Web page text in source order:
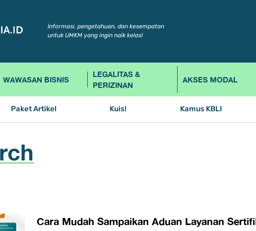
Informasi, pengetahuan, dan kesempatan
untuk UMKM yang ingin naik kelas!
WAWASAN BISNIS
LEGALITAS &
PERIZINAN
AKSES MODAL
Paket Artikel Kuis! Kamus KBLI
Cara Mudah Sampaikan Aduan Layanan